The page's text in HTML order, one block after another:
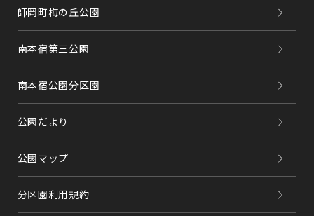
師岡町梅の丘公園
南本宿第三公園
南本宿公園分区園
公園だより
公園マップ
分区園利用規約